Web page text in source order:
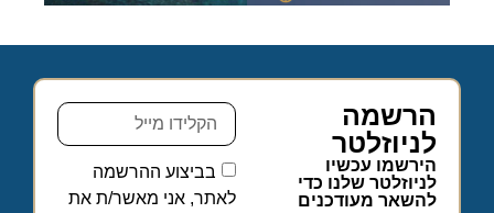
הרשמה
לניוזלטר
הירשמו עכשיו
לניוזלטר שלנו כדי
להשאר מעודכנים
בביצוע ההרשמה
לאתר, אני מאשר/ת את